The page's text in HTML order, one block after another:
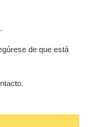
de que está